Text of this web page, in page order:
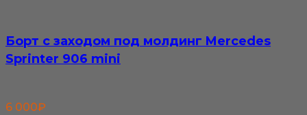
Борт с заходом под молдинг Mercedes
Sprinter 906 mini
6 000₽